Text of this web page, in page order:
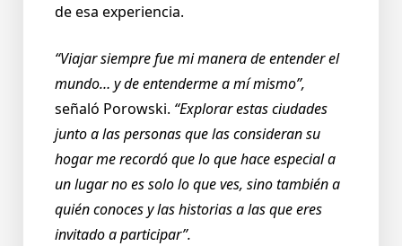
de esa experiencia.
“Viajar siempre fue mi manera de entender el
mundo… y de entenderme a mí mismo”,
señaló Porowski. “Explorar estas ciudades
junto a las personas que las consideran su
hogar me recordó que lo que hace especial a
un lugar no es solo lo que ves, sino también a
quién conoces y las historias a las que eres
invitado a participar”.